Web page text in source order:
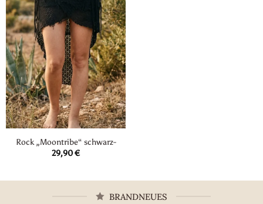
Rock „Moontribe“ schwarz-
29,90€
BRANDNEUES